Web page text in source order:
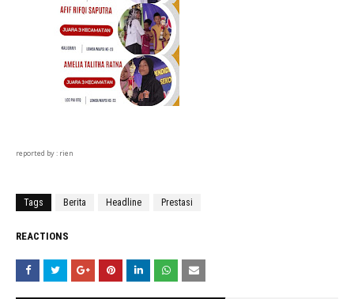
reported by : rien
Tags Berita Headline Prestasi
REACTIONS